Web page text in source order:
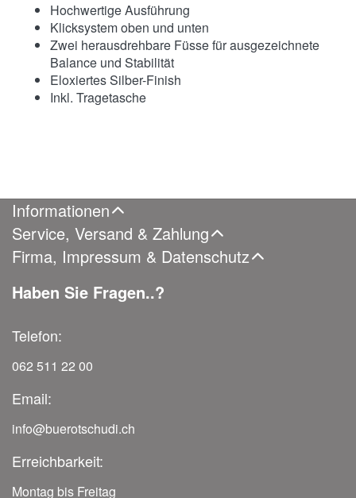
Hochwertige Ausführung
Klicksystem oben und unten
Zwei herausdrehbare Füsse für ausgezeichnete
Balance und Stabilität
Eloxiertes Silber-Finish
Inkl. Tragetasche
Informationen
Service, Versand & Zahlung
Firma, Impressum & Datenschutz
Haben Sie Fragen..?
Telefon:
062 511 22 00
Email:
info@buerotschudi.ch
Erreichbarkeit:
Montag bis Freitag